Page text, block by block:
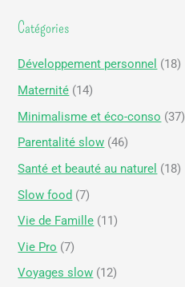
:Catégories
Développement personnel (18)
Maternité (14)
Minimalisme et éco-conso (37)
Parentalité slow (46)
Santé et beauté au naturel (18)
Slow food (7)
Vie de Famille (11)
Vie Pro (7)
Voyages slow (12)